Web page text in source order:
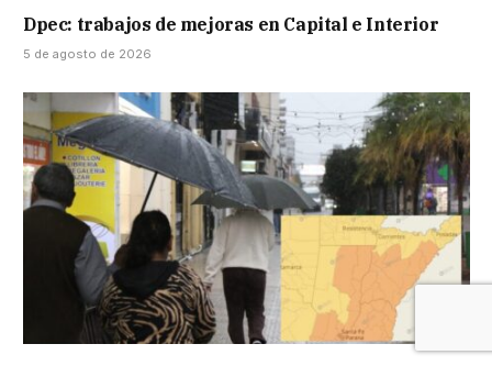
Dpec: trabajos de mejoras en Capital e Interior
5 de agosto de 2026